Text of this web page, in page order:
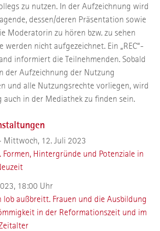
zu nutzen. In der Aufzeichnung wird
dessen/deren Präsentation sowie
Moderatorin zu hören bzw. zu sehen
werden nicht aufgezeichnet. Ein „REC“-
informiert die Teilnehmenden. Sobald
der Aufzeichnung der Nutzung
und alle Nutzungsrechte vorliegen, wird
auch in der Mediathek zu finden sein.
Mittwoch, 12. Juli 2023
Formen, Hintergründe und Potenziale in
18:00 Uhr
lob außbreitt. Frauen und die Ausbildung
in der Reformationszeit und im